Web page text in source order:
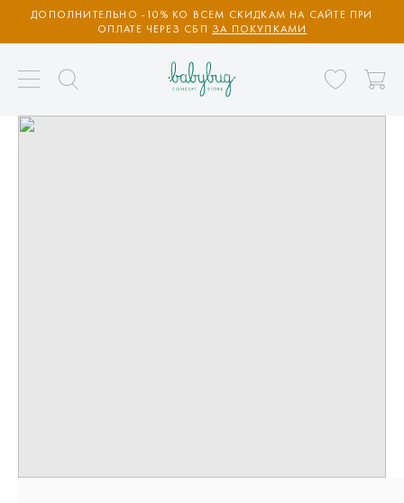
ДОПОЛНИТЕЛЬНО -10% КО ВСЕМ СКИДКАМ НА САЙТЕ ПРИ
ОПЛАТЕ ЧЕРЕЗ СБП ЗА ПОКУПКАМИ